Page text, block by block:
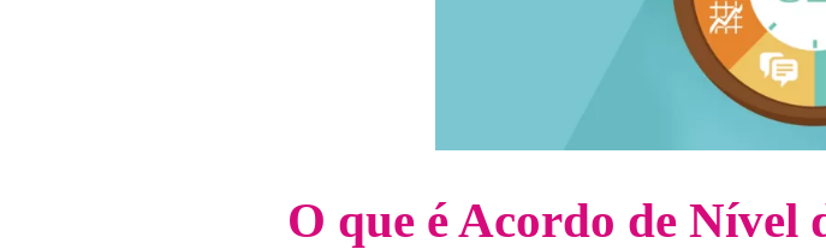
O que é Acordo de Nível